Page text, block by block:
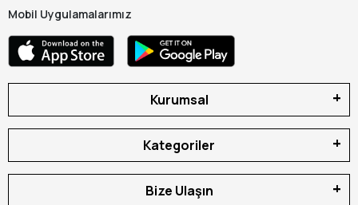
Mobil Uygulamalarımız
Kurumsal
Kategoriler
Bize Ulaşın